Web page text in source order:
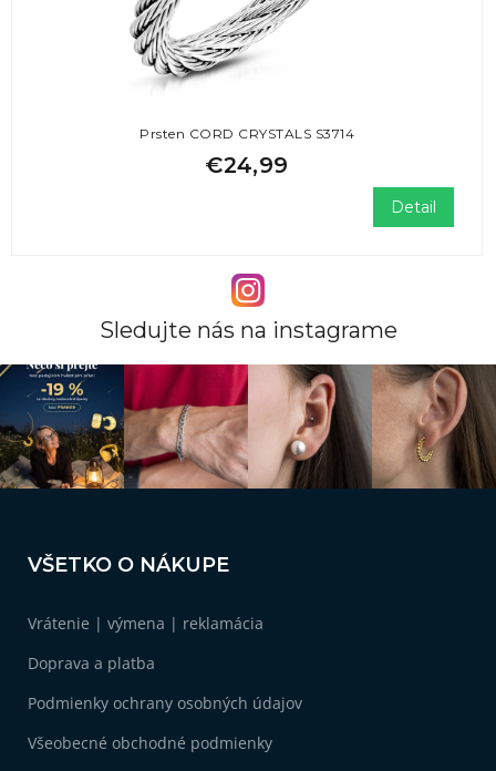
Prsten CORD CRYSTALS S3714
€24,99
Detail
Sledujte nás na instagrame
VŠETKO O NÁKUPE
Vrátenie | výmena | reklamácia
Doprava a platba
Podmienky ochrany osobných údajov
Všeobecné obchodné podmienky